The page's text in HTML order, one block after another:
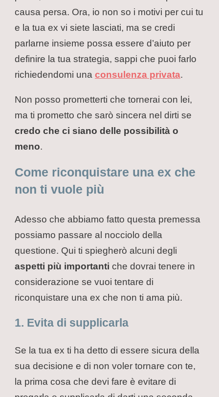
causa persa. Ora, io non so i motivi per cui tu
e la tua ex vi siete lasciati, ma se credi
parlarne insieme possa essere d’aiuto per
definire la tua strategia, sappi che puoi farlo
richiedendomi una consulenza privata.
Non posso prometterti che tornerai con lei,
ma ti prometto che sarò sincera nel dirti se
credo che ci siano delle possibilità o
meno.
Come riconquistare una ex che
non ti vuole più
Adesso che abbiamo fatto questa premessa
possiamo passare al nocciolo della
questione. Qui ti spiegherò alcuni degli
aspetti più importanti che dovrai tenere in
considerazione se vuoi tentare di
riconquistare una ex che non ti ama più.
1. Evita di supplicarla
Se la tua ex ti ha detto di essere sicura della
sua decisione e di non voler tornare con te,
la prima cosa che devi fare è evitare di